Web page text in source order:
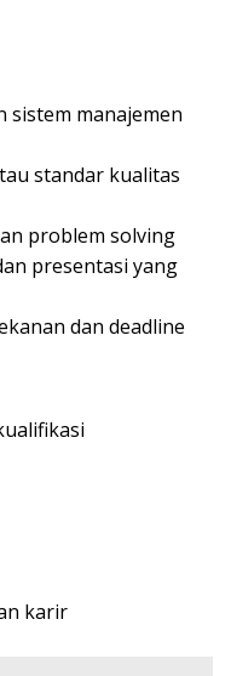
sistem manajemen
standar kualitas
problem solving
presentasi yang
dan deadline
karir